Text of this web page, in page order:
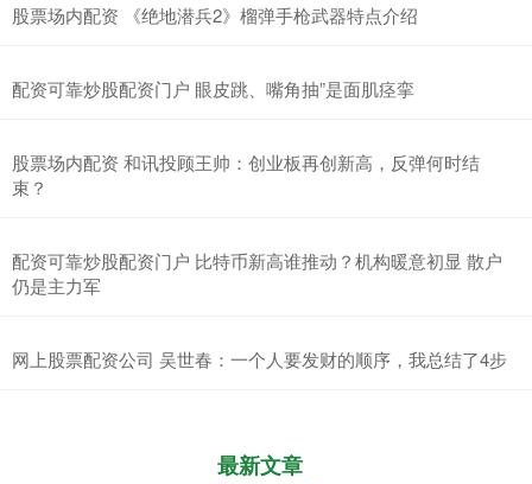
股票场内配资 《绝地潜兵2》榴弹手枪武器特点介绍
配资可靠炒股配资门户 眼皮跳、嘴角抽”是面肌痉挛
股票场内配资 和讯投顾王帅：创业板再创新高，反弹何时结
束？
配资可靠炒股配资门户 比特币新高谁推动？机构暖意初显 散户
仍是主力军
网上股票配资公司 吴世春：一个人要发财的顺序，我总结了4步
最新文章